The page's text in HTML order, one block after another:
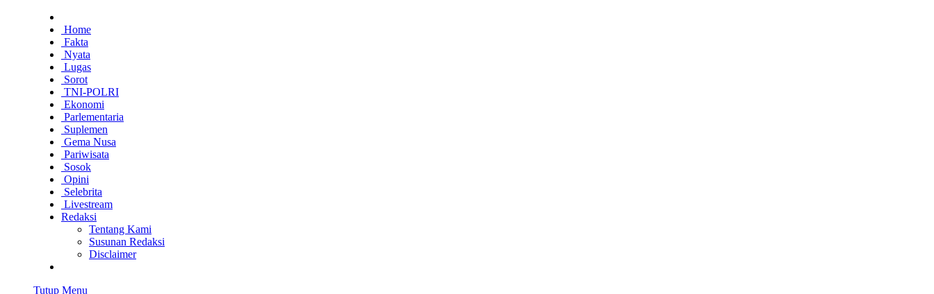
Home
Fakta
Nyata
Lugas
Sorot
TNI-POLRI
Ekonomi
Parlementaria
Suplemen
Gema Nusa
Pariwisata
Sosok
Opini
Selebrita
Livestream
Redaksi
Tentang Kami
Susunan Redaksi
Disclaimer
Tutup Menu